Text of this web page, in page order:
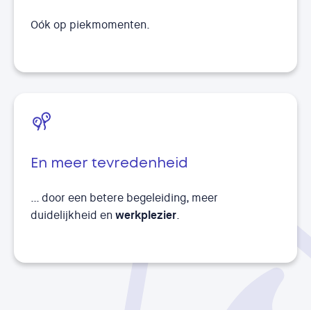
Oók op piekmomenten.
En meer tevredenheid
… door een betere begeleiding, meer
duidelijkheid enwerkplezier.